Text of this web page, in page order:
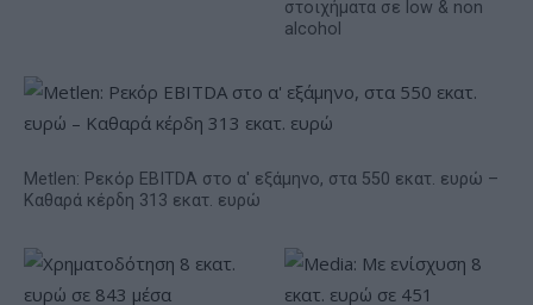
στοιχήματα σε low & non
alcohol
Metlen: Ρεκόρ EBITDA στο α' εξάμηνο, στα 550 εκατ. ευρώ –
Καθαρά κέρδη 313 εκατ. ευρώ